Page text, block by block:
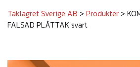
c
t
s
a
Taklagret Sverige AB > Produkter >
FALSAD PLÅTTAK svart